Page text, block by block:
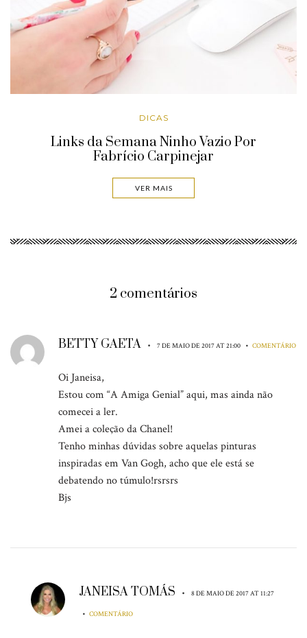
DICAS
Links da Semana Ninho Vazio Por
Fabrício Carpinejar
VER MAIS
2 comentários
BETTY GAETA • 7 DE MAIO DE 2017 AT 21:00 • COMENTÁRIO
Oi Janeisa,
Estou com “A Amiga Genial” aqui, mas ainda não
comecei a ler.
Amei a coleção da Chanel!
Tenho minhas dúvidas sobre aquelas pinturas
inspiradas em Van Gogh, acho que ele está se
debatendo no túmulo!rsrsrs
Bjs
JANEISA TOMÁS • 8 DE MAIO DE 2017 AT 11:27
• COMENTÁRIO